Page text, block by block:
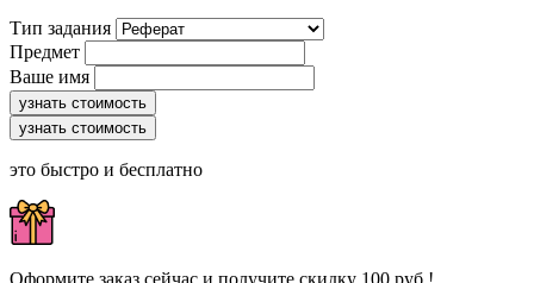
Тип задания
Предмет
Ваше имя
узнать стоимость
узнать стоимость
это быстро и бесплатно